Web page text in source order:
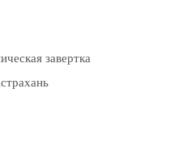
завертка